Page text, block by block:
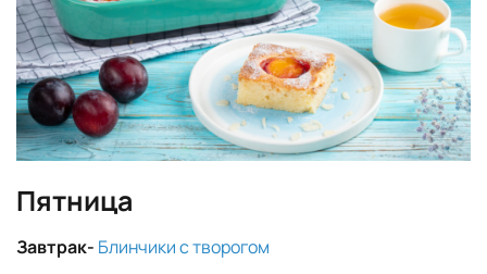
Пятница
Завтрак- Блинчики с творогом